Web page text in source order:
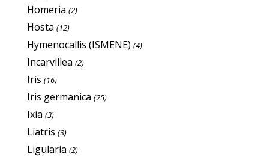
Homeria (2)
Hosta (12)
Hymenocallis (ISMENE) (4)
Incarvillea (2)
Iris (16)
Iris germanica (25)
Ixia (3)
Liatris (3)
Ligularia (2)